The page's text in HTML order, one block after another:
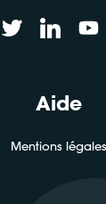
Aide
Mentions légales